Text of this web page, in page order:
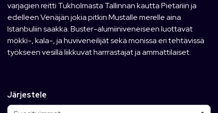
varjagien reitti Tukholmasta Tallinnan kautta Pietariin ja
edelleen Venäjän jokia pitkin Mustalle merelle aina
Istanbuliin saakka. Buster-alumiiniveneiseen luottavat
mökki-, kala-, ja huviveneilijät sekä monissa eri tehtävissä
työkseen vesillä liikkuvat harrrastajat ja ammattilaiset.
Järjestele